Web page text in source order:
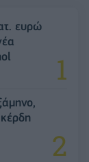
ευρώ